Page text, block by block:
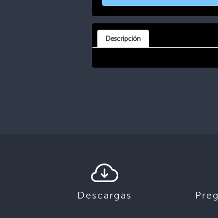
Descripción
Descargas